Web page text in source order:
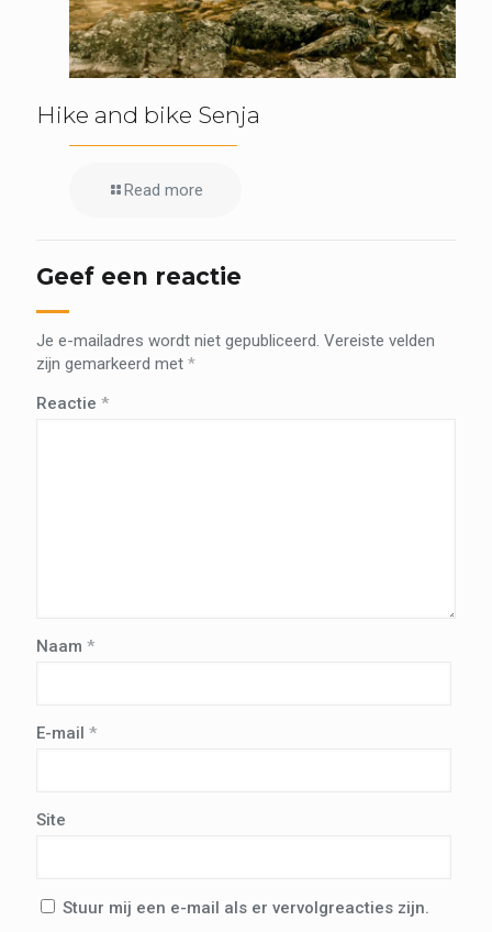
Hike and bike Senja
Read more
Geef een reactie
Je e-mailadres wordt niet gepubliceerd. Vereiste velden
zijn gemarkeerd met *
Reactie *
Naam *
E-mail *
Site
Stuur mij een e-mail als er vervolgreacties zijn.